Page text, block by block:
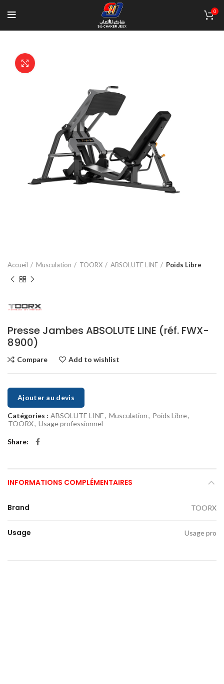
0
Accueil Musculation TOORX ABSOLUTE LINE Poids Libre
Presse Jambes ABSOLUTE LINE (réf. FWX-
8900)
Compare Add to wishlist
Ajouter au devis
Catégories : ABSOLUTE LINE, Musculation, Poids Libre,
TOORX, Usage professionnel
Share
INFORMATIONS COMPLÉMENTAIRES
Brand TOORX
Usage Usage pro